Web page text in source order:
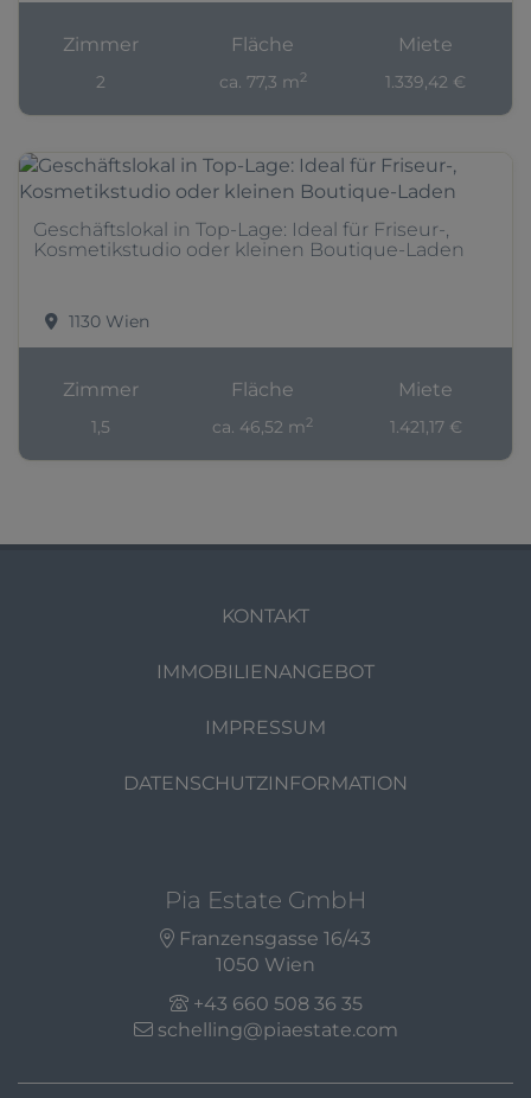
Zimmer
2
Fläche
ca. 77,3 m2
Miete
1.339,42 €
Geschäftslokal in Top-Lage: Ideal für Friseur-,
Kosmetikstudio oder kleinen Boutique-Laden
1130 Wien
Zimmer
1,5
Fläche
ca. 46,52 m2
Miete
1.421,17 €
KONTAKT
IMMOBILIENANGEBOT
IMPRESSUM
DATENSCHUTZINFORMATION
Pia Estate GmbH
Franzensgasse 16/43
1050 Wien
+43 660 508 36 35
schelling@piaestate.com